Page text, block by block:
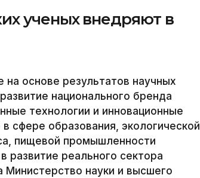
ученых внедряют в
на основе результатов научных
национального бренда
технологии и инновационные
сфере образования, экологической
пищевой промышленности
развитие реального сектора
Министерство науки и высшего